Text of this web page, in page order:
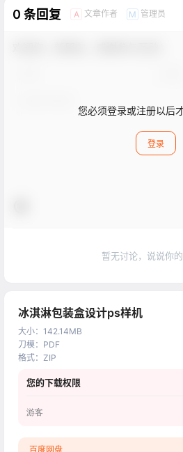
0 条回复 A 文章作者 M 管理员
您必须登录或注册以后
登录
暂无讨论，说说你
冰淇淋包装盒设计ps样机
大小： 142.14MB
刀模： PDF
格式： ZIP
您的下载权限
游客
百度网盘